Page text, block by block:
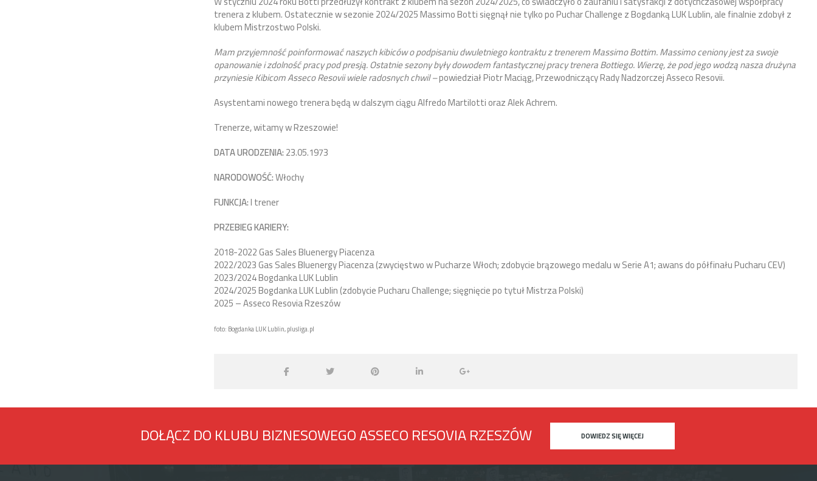
trenera z klubem. Ostatecznie w sezonie 2024/2025 Massimo Botti sięgnął nie tylko po Puchar Challenge z Bogdanką LUK Lublin, ale finalnie zdobył z
klubem Mistrzostwo Polski.
Mam przyjemność poinformować naszych kibiców o podpisaniu dwuletniego kontraktu z trenerem Massimo Bottim. Massimo ceniony jest za swoje
opanowanie i zdolność pracy pod presją. Ostatnie sezony były dowodem fantastycznej pracy trenera Bottiego. Wierzę, że pod jego wodzą nasza drużyna
przyniesie Kibicom Asseco Resovii wiele radosnych chwil –powiedział Piotr Maciąg, Przewodniczący Rady Nadzorczej Asseco Resovii.
Asystentami nowego trenera będą w dalszym ciągu Alfredo Martilotti oraz Alek Achrem.
Trenerze, witamy w Rzeszowie!
DATA URODZENIA:23.05.1973
NARODOWOŚĆ:Włochy
FUNKCJA:I trener
PRZEBIEG KARIERY:
2018-2022 Gas Sales Bluenergy Piacenza
2022/2023 Gas Sales Bluenergy Piacenza (zwycięstwo w Pucharze Włoch; zdobycie brązowego medalu w Serie A1; awans do półfinału Pucharu CEV)
2023/2024 Bogdanka LUK Lublin
2024/2025 Bogdanka LUK Lublin (zdobycie Pucharu Challenge; sięgnięcie po tytuł Mistrza Polski)
2025 – Asseco Resovia Rzeszów
foto: Bogdanka LUK Lublin, plusliga.pl
DOŁĄCZ DO KLUBU BIZNESOWEGO ASSECO RESOVIA RZESZÓW DOWIEDZ SIĘ WIĘCEJ